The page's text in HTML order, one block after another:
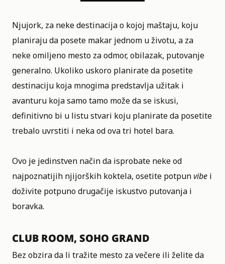
Njujork, za neke destinacija o kojoj maštaju, koju
planiraju da posete makar jednom u životu, a za
neke omiljeno mesto za odmor, obilazak, putovanje
generalno. Ukoliko uskoro planirate da posetite
destinaciju koja mnogima predstavlja užitak i
avanturu koja samo tamo može da se iskusi,
definitivno bi u listu stvari koju planirate da posetite
trebalo uvrstiti i neka od ova tri hotel bara.
Ovo je jedinstven način da isprobate neke od
najpoznatijih njijorških koktela, osetite potpunvibe i
doživite potpuno drugačije iskustvo putovanja i
boravka.
CLUB ROOM, SOHO GRAND
Bez obzira da li tražite mesto za večere ili želite da